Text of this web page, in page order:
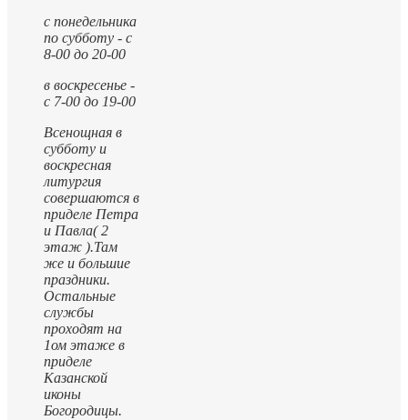
с понедельника
по субботу - с
8-00 до 20-00
в воскресенье -
с 7-00 до 19-00
Всенощная в
субботу и
воскресная
литургия
совершаются в
приделе Петра
и Павла( 2
этаж ).Там
же и большие
праздники.
Остальные
службы
проходят на
1ом этаже в
приделе
Казанской
иконы
Богородицы.